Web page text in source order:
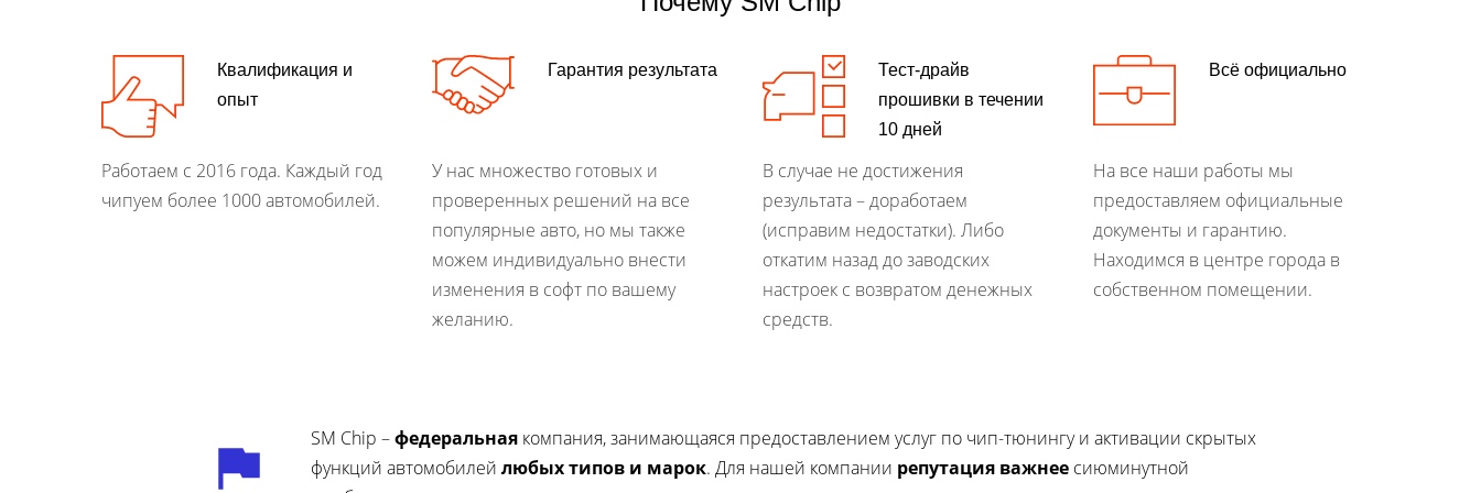
Квалификация и
опыт
Работаем с 2016 года. Каждый год
чипуем более 1000 автомобилей.
Гарантия результата
У нас множество готовых и
проверенных решений на все
популярные авто, но мы также
можем индивидуально внести
изменения в софт по вашему
желанию.
Тест-драйв
прошивки в течении
10 дней
В случае не достижения
результата – доработаем
(исправим недостатки). Либо
откатим назад до заводских
настроек с возвратом денежных
средств.
Всё официально
На все наши работы мы
предоставляем официальные
документы и гарантию.
Находимся в центре города в
собственном помещении.
SM Chip –федеральная компания, занимающаяся предоставлением услуг по чип-тюнингу и активации скрытых
функций автомобилей любых типов и марок. Для нашей компании репутация важнее сиюминутной